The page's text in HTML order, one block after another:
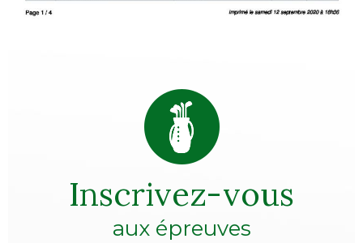
Inscrivez-vous
aux épreuves